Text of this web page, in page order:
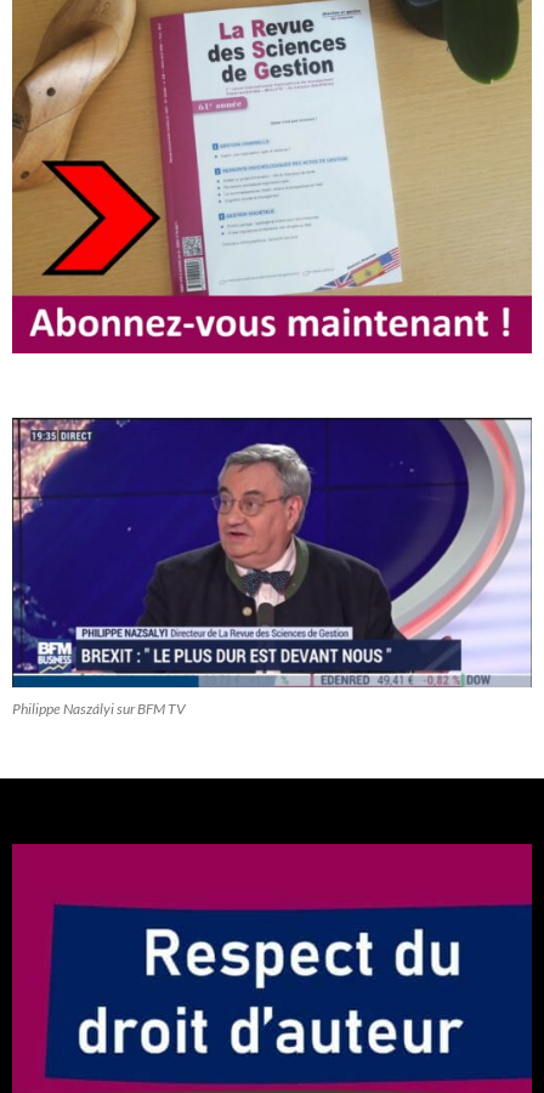
Philippe Naszályi sur BFM TV